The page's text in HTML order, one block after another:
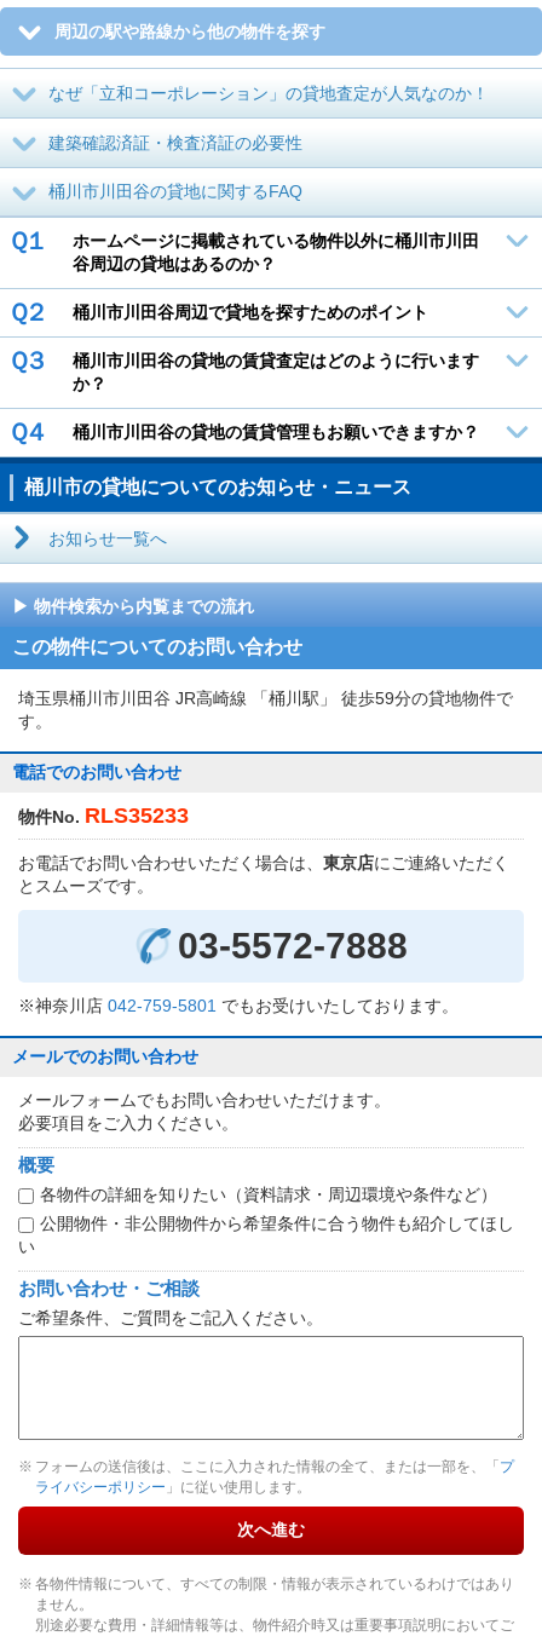
周辺の駅や路線から他の物件を探す
なぜ「立和コーポレーション」の貸地査定が人気なのか！
建築確認済証・検査済証の必要性
桶川市川田谷の貸地に関するFAQ
Ｑ１
ホームページに掲載されている物件以外に桶川市川田
谷周辺の貸地はあるのか？
Ｑ２ 桶川市川田谷周辺で貸地を探すためのポイント
Ｑ３
桶川市川田谷の貸地の賃貸査定はどのように行います
か？
Ｑ４ 桶川市川田谷の貸地の賃貸管理もお願いできますか？
桶川市の貸地についてのお知らせ・ニュース
お知らせ一覧へ
物件検索から内覧までの流れ
この物件についてのお問い合わせ
埼玉県桶川市川田谷 JR高崎線 「桶川駅」 徒歩59分の貸地物件で
す。
電話でのお問い合わせ
物件No. RLS35233
お電話でお問い合わせいただく場合は、 東京店にご連絡いただく
とスムーズです。
03-5572-7888
※神奈川店 042-759-5801 でもお受けいたしております。
メールでのお問い合わせ
メールフォームでもお問い合わせいただけます。
必要項目をご入力ください。
概要
各物件の詳細を知りたい（資料請求・周辺環境や条件など）
公開物件・非公開物件から希望条件に合う物件も紹介してほし
い
お問い合わせ・ご相談
ご希望条件、ご質問をご記入ください。
フォームの送信後は、ここに入力された情報の全て、または一部を、「 プ
ライバシーポリシー 」に従い使用します。
次へ進む
各物件情報について、すべての制限・情報が表示されているわけではあり
ません。
別途必要な費用・詳細情報等は、物件紹介時又は重要事項説明においてご